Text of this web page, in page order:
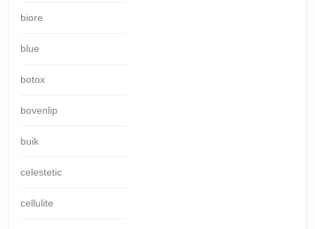
biore
blue
botox
bovenlip
buik
celestetic
cellulite